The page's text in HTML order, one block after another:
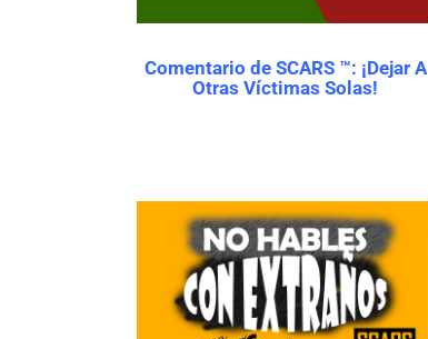
Comentario de SCARS ™: ¡Dejar A
Otras Víctimas Solas!